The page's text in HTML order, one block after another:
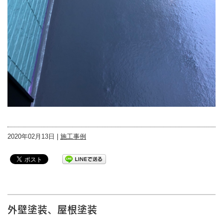
2020年02月13日 | 施工事例
外壁塗装、屋根塗装